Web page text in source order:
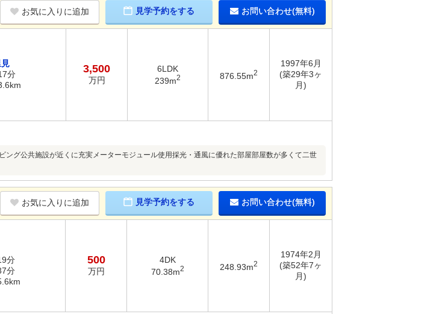
お気に入りに追加 見学予約をする お問い合わせ(無料)
分
3,500
万円
6LDK
239m2 876.55m2
1997年6月
(築29年3ヶ
月)
ング公共施設が近くに充実メーターモジュール使用採光・通風に優れた部屋部屋数が多くて二世
お気に入りに追加 見学予約をする お問い合わせ(無料)
分
分
500
万円
4DK
70.38m2 248.93m2
1974年2月
(築52年7ヶ
月)